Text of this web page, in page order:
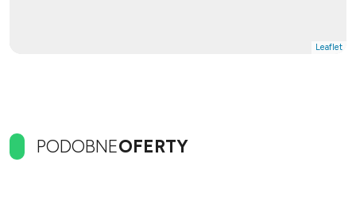
© OpenStreetMap contributors
PODOBNEOFERTY